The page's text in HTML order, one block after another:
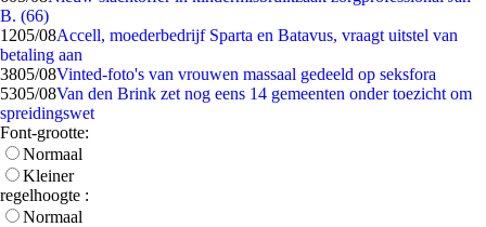
B. (66)
1205/08Accell, moederbedrijf Sparta en Batavus, vraagt uitstel van
betaling aan
3805/08Vinted-foto's van vrouwen massaal gedeeld op seksfora
5305/08Van den Brink zet nog eens 14 gemeenten onder toezicht om
spreidingswet
Font-grootte:
Normaal
Kleiner
regelhoogte :
Normaal